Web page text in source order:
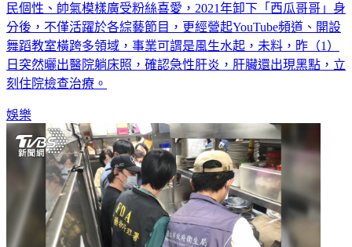
民個性、帥氣模樣廣受粉絲喜愛，2021年卸下「西瓜哥哥」身
分後，不僅活躍於各綜藝節目，更經營起YouTube頻道、開設
舞蹈教室橫跨多領域，事業可謂是風生水起，未料，昨（1）
日突然曬出醫院躺床照，確認急性肝炎，肝臟還出現黑點，立
刻住院檢查治療。
娛樂